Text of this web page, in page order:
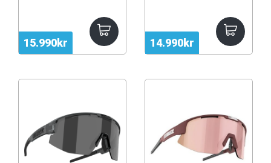
15.990kr 14.990kr